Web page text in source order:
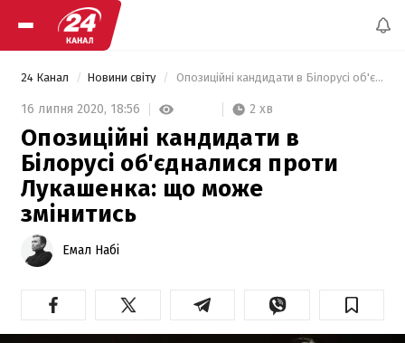
24 Канал Новини світу Опозиційні кандидати в Білорусі об'єдналися проти Лукашенка: що може змінитись
16 липня 2020, 18:56 2 хв
Опозиційні кандидати в
Білорусі об'єдналися проти
Лукашенка: що може
змінитись
Емал Набі